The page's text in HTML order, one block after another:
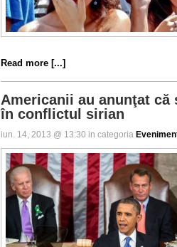
Read more [...]
Americanii au anunţat
în conflictul sirian
iun. 14, 2013 @ 13:30 in categoria